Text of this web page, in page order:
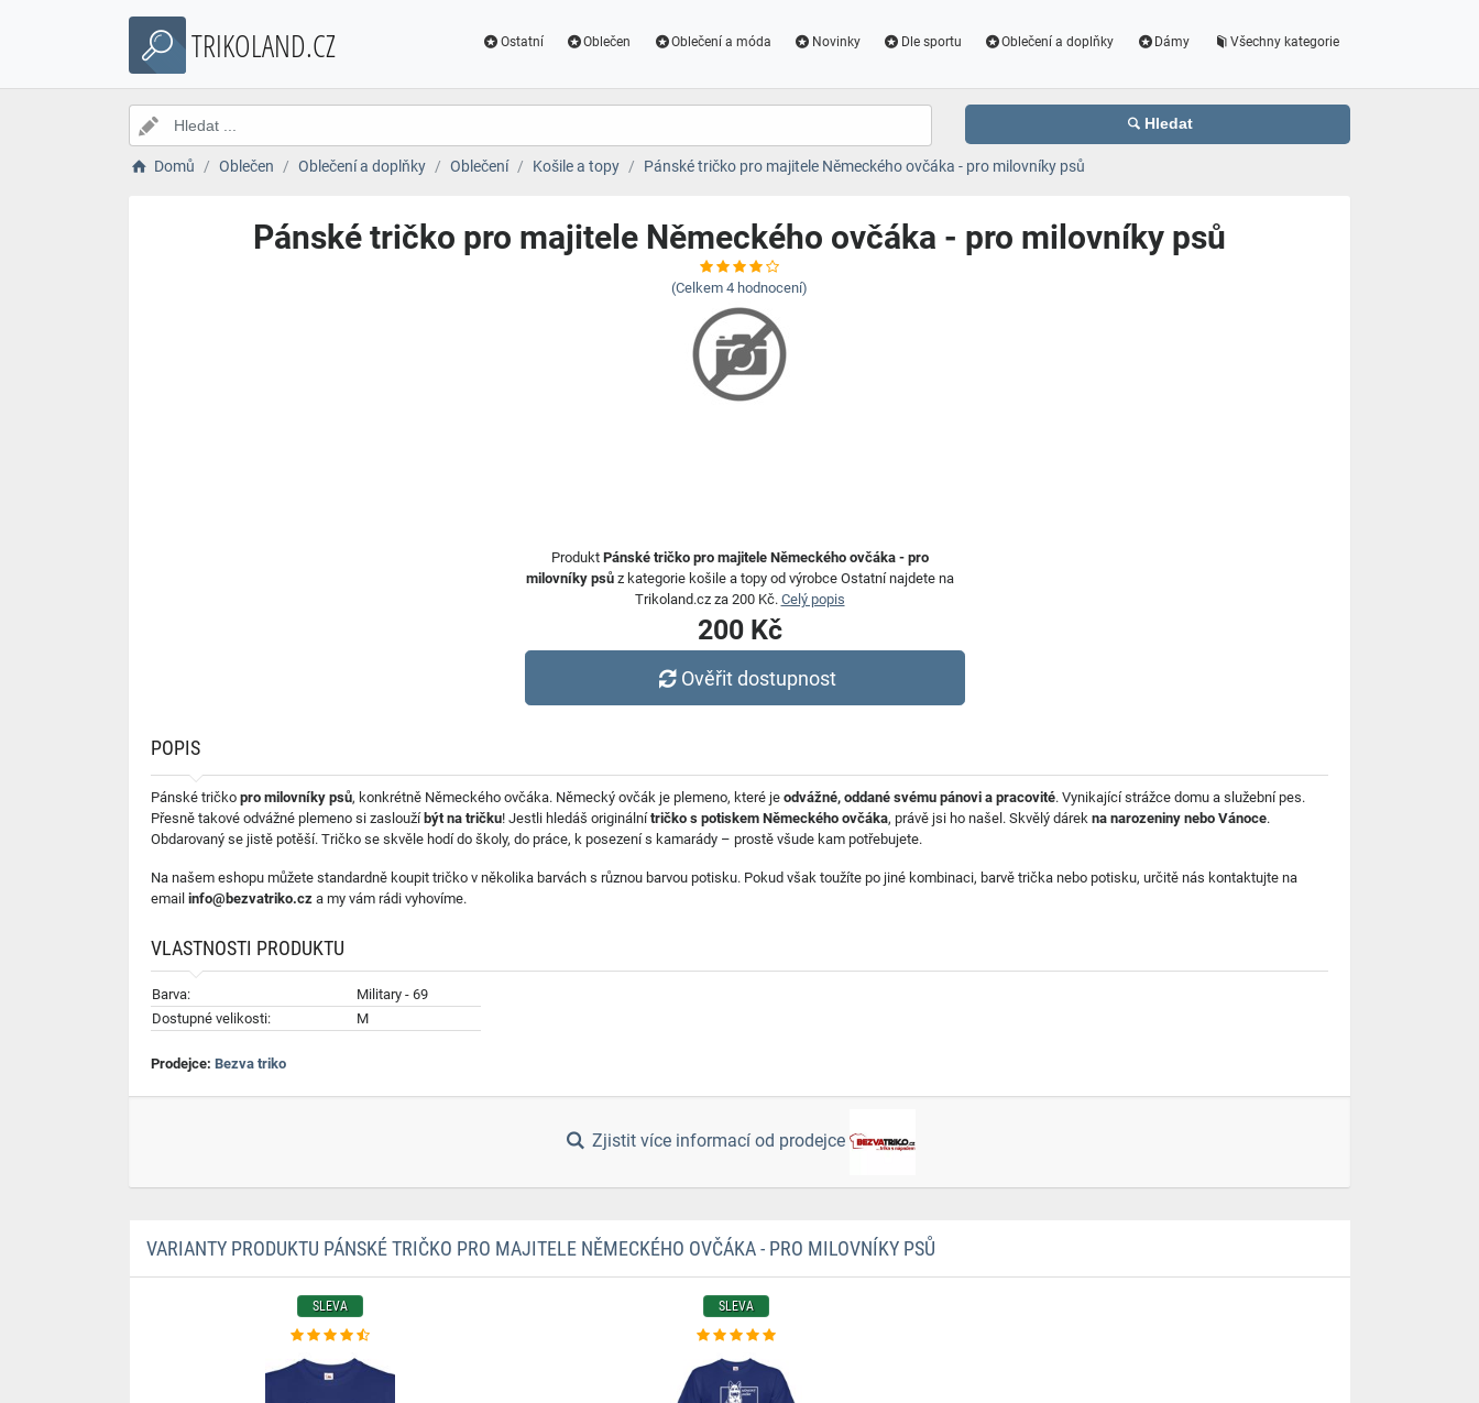
TRIKOLAND.CZ Ostatní Oblečen Oblečení a móda Novinky Dle sportu Oblečení a doplňky Dámy Všechny kategorie
Hledat
Domů Oblečen Oblečení a doplňky Oblečení Košile a topy Pánské tričko pro majitele Německého ovčáka - pro milovníky psů
Pánské tričko pro majitele Německého ovčáka - pro milovníky psů
(Celkem 4 hodnocení)
Produkt Pánské tričko pro majitele Německého ovčáka - pro
milovníky psůz kategorie košile a topy od výrobce Ostatní najdete na
Trikoland.cz za 200 Kč. Celý popis
200 Kč
Ověřit dostupnost
POPIS
Pánské tričko pro milovníky psů, konkrétně Německého ovčáka. Německý ovčák je plemeno, které je odvážné, oddané svému pánovi a pracovité. Vynikající strážce domu a služební pes.
Přesně takové odvážné plemeno si zasloužíbýt na tričku! Jestli hledáš originálnítričko s potiskem Německého ovčáka, právě jsi ho našel. Skvělý dárek na narozeniny nebo Vánoce.
Obdarovaný se jistě potěší. Tričko se skvěle hodí do školy, do práce, k posezení s kamarády – prostě všude kam potřebujete.
Na našem eshopu můžete standardně koupit tričko v několika barvách s různou barvou potisku. Pokud však toužíte po jiné kombinaci, barvě trička nebo potisku, určitě nás kontaktujte na
email info@bezvatriko.cz a my vám rádi vyhovíme.
VLASTNOSTI PRODUKTU
Barva:
Military - 69
Dostupné velikosti:
M
Prodejce: Bezva triko
Zjistit více informací od prodejce
VARIANTY PRODUKTU PÁNSKÉ TRIČKO PRO MAJITELE NĚMECKÉHO OVČÁKA - PRO MILOVNÍKY PSŮ
SLEVA SLEVA